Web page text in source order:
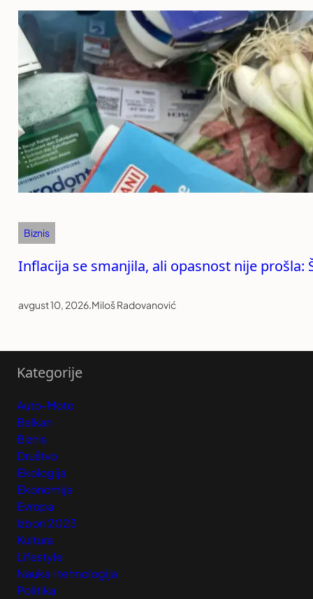
Biznis
Inflacija se smanjila, ali opasnost nije prošla:
avgust 10, 2026.Miloš Radovanović
Kategorije
Auto-Moto
Balkan
Biznis
Društvo
Ekologija
Ekonomija
Evropa
Izbori 2023
Kultura
Lifestyle
Nauka i tehnologija
Politika